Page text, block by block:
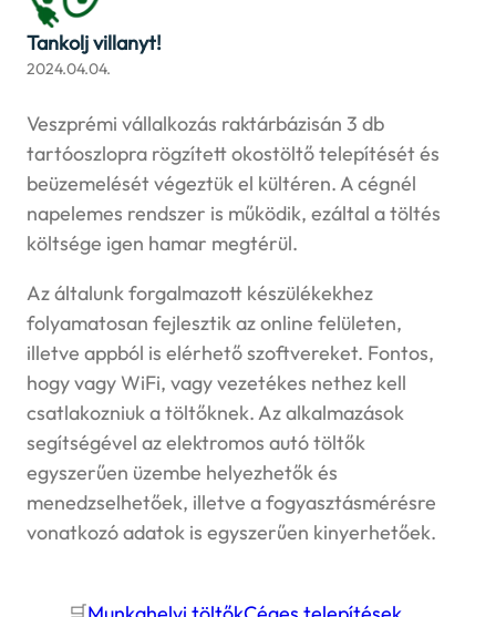
Tankolj villanyt!
2024.04.04.
Veszprémi vállalkozás raktárbázisán 3 db
tartóoszlopra rögzített okostöltő telepítését és
beüzemelését végeztük el kültéren. A cégnél
napelemes rendszer is működik, ezáltal a töltés
költsége igen hamar megtérül.
Az általunk forgalmazott készülékekhez
folyamatosan fejlesztik az online felületen,
illetve appból is elérhető szoftvereket. Fontos,
hogy vagy WiFi, vagy vezetékes nethez kell
csatlakozniuk a töltőknek. Az alkalmazások
segítségével az elektromos autó töltők
egyszerűen üzembe helyezhetők és
menedzselhetőek, illetve a fogyasztásmérésre
vonatkozó adatok is egyszerűen kinyerhetőek.